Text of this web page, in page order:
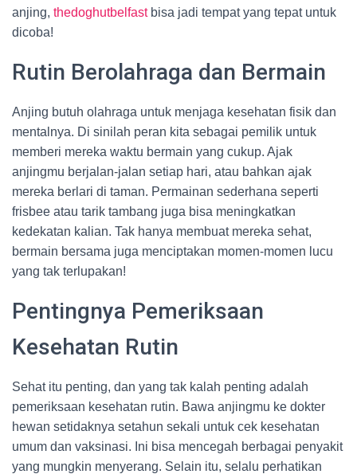
anjing, thedoghutbelfastbisa jadi tempat yang tepat untuk
dicoba!
Rutin Berolahraga dan Bermain
Anjing butuh olahraga untuk menjaga kesehatan fisik dan
mentalnya. Di sinilah peran kita sebagai pemilik untuk
memberi mereka waktu bermain yang cukup. Ajak
anjingmu berjalan-jalan setiap hari, atau bahkan ajak
mereka berlari di taman. Permainan sederhana seperti
frisbee atau tarik tambang juga bisa meningkatkan
kedekatan kalian. Tak hanya membuat mereka sehat,
bermain bersama juga menciptakan momen-momen lucu
yang tak terlupakan!
Pentingnya Pemeriksaan
Kesehatan Rutin
Sehat itu penting, dan yang tak kalah penting adalah
pemeriksaan kesehatan rutin. Bawa anjingmu ke dokter
hewan setidaknya setahun sekali untuk cek kesehatan
umum dan vaksinasi. Ini bisa mencegah berbagai penyakit
yang mungkin menyerang. Selain itu, selalu perhatikan